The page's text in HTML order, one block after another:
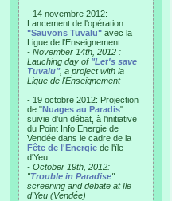
- 14 novembre 2012:
Lancement de l'opération
"Sauvons Tuvalu" avec la
Ligue de l'Enseignement
- November 14th, 2012 :
Lauching day of "Let's save
Tuvalu", a project with la
Ligue de l'Enseignement
- 19 octobre 2012: Projection
de "Nuages au Paradis"
suivie d'un débat, à l'initiative
du Point Info Energie de
Vendée dans le cadre de la
Fête de l'Energie de l'île
d'Yeu.
- October 19th, 2012:
"Trouble in Paradise"
screening and debate at Ile
d'Yeu (Vendée)